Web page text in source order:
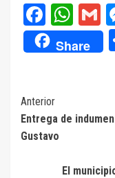
Share
Navegación
de
Anterior
Entrega de
Gustavo
El